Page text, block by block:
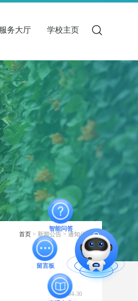
服务大厅 学校主页
首页 > 新闻公告 > 通知公告
2025-04-30